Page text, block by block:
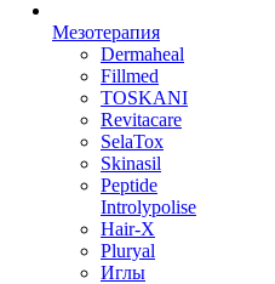
Мезотерапия
Dermaheal
Fillmed
TOSKANI
Revitacare
SelaTox
Skinasil
Peptide
Introlypolise
Hair-X
Pluryal
Иглы